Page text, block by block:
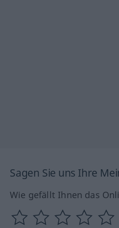
Sagen Sie uns Ihre
Wie gefällt Ihnen das